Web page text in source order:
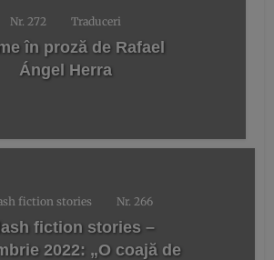
Nr. 272 Traduceri
în proză de Rafael
Ángel Herra
fiction stories Nr. 266
fiction stories –
2022: „O coajă de